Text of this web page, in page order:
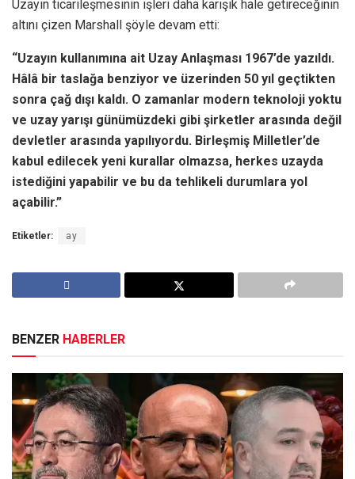
Uzayın ticarileşmesinin işleri daha karışık hale getireceğinin
altını çizen Marshall şöyle devam etti:
“Uzayın kullanımına ait Uzay Anlaşması 1967’de yazıldı.
Hâlâ bir taslağa benziyor ve üzerinden 50 yıl geçtikten
sonra çağ dışı kaldı. O zamanlar modern teknoloji yoktu
ve uzay yarışı günümüzdeki gibi şirketler arasında değil
devletler arasında yapılıyordu. Birleşmiş Milletler’de
kabul edilecek yeni kurallar olmazsa, herkes uzayda
istediğini yapabilir ve bu da tehlikeli durumlara yol
açabilir.”
Etiketler: ay
BENZER HABERLER